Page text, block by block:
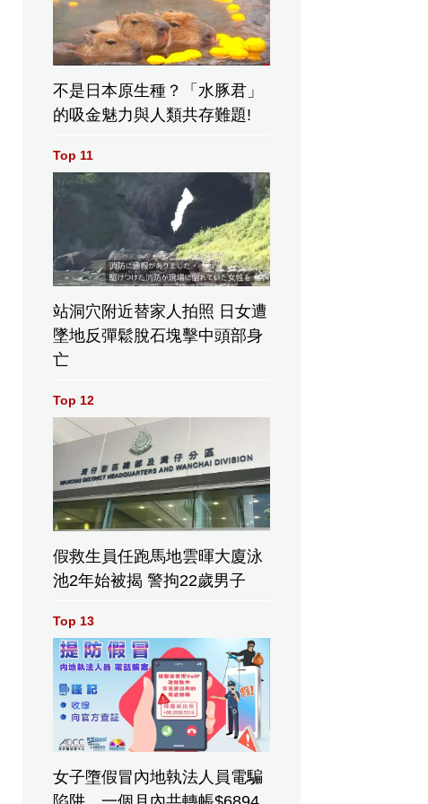
不是日本原生種？「水豚君」
的吸金魅力與人類共存難題!
Top 11
站洞穴附近替家人拍照 日女遭
墜地反彈鬆脫石塊擊中頭部身
亡
Top 12
假救生員任跑馬地雲暉大廈泳
池2年始被揭 警拘22歲男子
Top 13
女子墮假冒內地執法人員電騙